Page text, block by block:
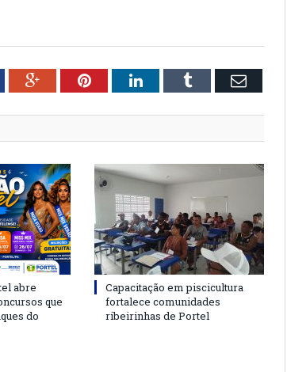
Google+PinterestLinkedInTumblr Email
abre
que
do
Capacitação em piscicultura
fortalece comunidades
ribeirinhas de Portel